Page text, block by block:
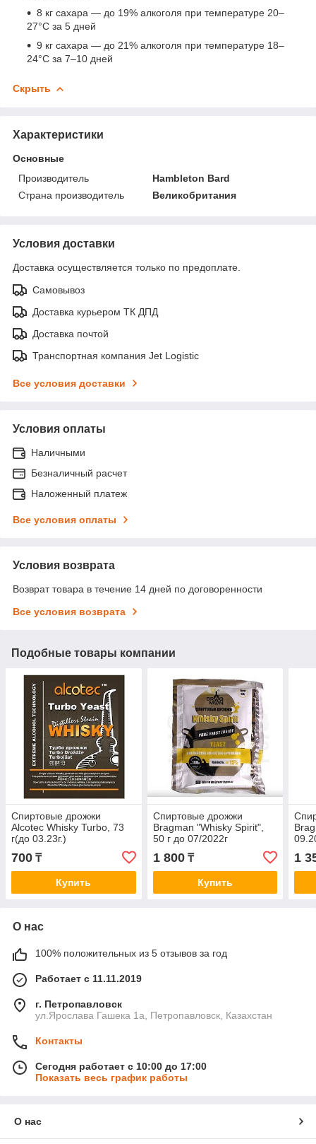
8 кг сахара — до 19% алкоголя при температуре 20–
27°С за 5 дней
9 кг сахара — до 21% алкоголя при температуре 18–
24°С за 7–10 дней
Скрыть
Характеристики
Основные
Производитель
Hambleton Bard
Страна производитель
Великобритания
Условия доставки
Доставка осуществляется только по предоплате.
Самовывоз
Доставка курьером ТК ДПД
Доставка почтой
Транспортная компания Jet Logistic
Все условия доставки
Условия оплаты
Наличными
Безналичный расчет
Наложенный платеж
Все условия оплаты
Условия возврата
Возврат товара в течение 14 дней по договоренности
Все условия возврата
Подобные товары компании
Спиртовые дрожжи
Alcotec Whisky Turbo, 73
г(до 03.23г.)
700 ₸
Купить
Спиртовые дрожжи
Bragman "Whisky Spirit",
50 г до 07/2022г
1 800₸
Купить
1
О нас
100% положительных из 5 отзывов за год
Работает с 11.11.2019
г. Петропавловск
ул.Ярослава Гашека 1а, Петропавловск, Казахстан
Контакты
Сегодня работает с 10:00 до 17:00
Показать весь график работы
О нас